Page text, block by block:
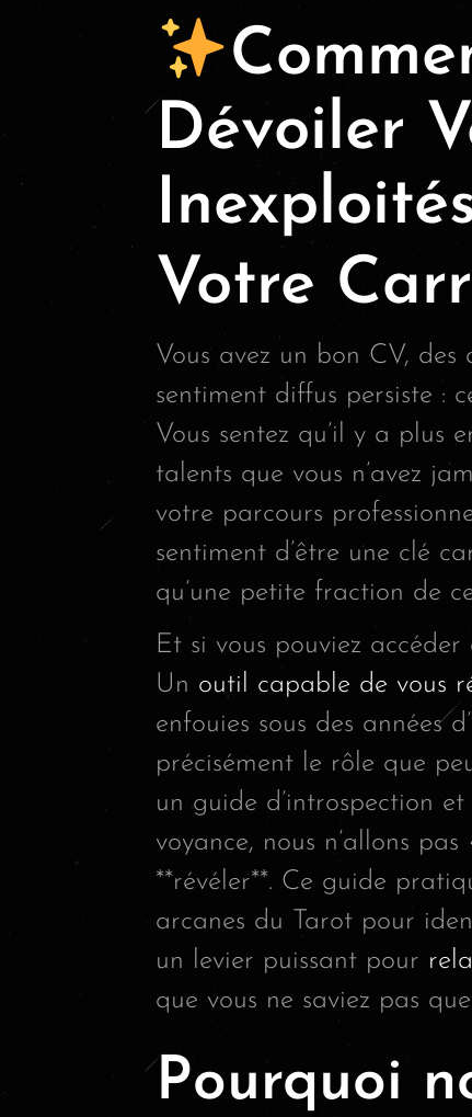
Dévoiler
Votre
Vous avez un bon CV, des
sentiment diffus persiste :
Vous sentez qu’il y a plus
talents que vous n’avez
votre parcours
sentiment d’être une clé
qu’une petite fraction de
Et si vous pouviez
Un outil capable de vous
enfouies sous des années
précisément le rôle que
un guide d’introspection
voyance, nous n’allons
**révéler**. Ce guide
arcanes du Tarot pour
un levier puissant pour
que vous ne saviez pas
Pourquoi